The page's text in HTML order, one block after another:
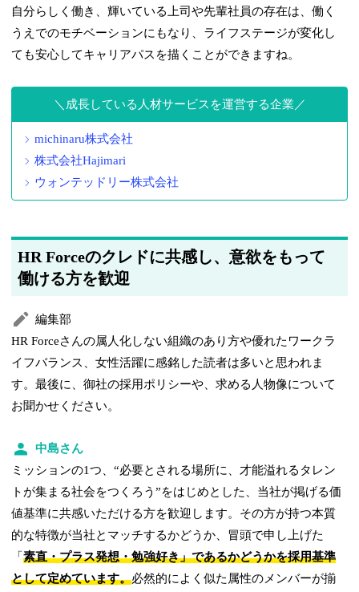
自分らしく働き、輝いている上司や先輩社員の存在は、働く
うえでのモチベーションにもなり、ライフステージが変化し
ても安心してキャリアパスを描くことができますね。
成長している人材サービスを運営する企業
michinaru株式会社
株式会社Hajimari
ウォンテッドリー株式会社
HR Forceのクレドに共感し、意欲をもって
働ける方を歓迎
編集部
HR Forceさんの属人化しない組織のあり方や優れたワークラ
イフバランス、女性活躍に感銘した読者は多いと思われま
す。最後に、御社の採用ポリシーや、求める人物像について
お聞かせください。
中島さん
ミッションの1つ、“必要とされる場所に、才能溢れるタレン
トが集まる社会をつくろう”をはじめとした、当社が掲げる価
値基準に共感いただける方を歓迎します。その方が持つ本質
的な特徴が当社とマッチするかどうか、冒頭で申し上げた
「素直・プラス発想・勉強好き」であるかどうかを採用基準
として定めています。必然的によく似た属性のメンバーが揃